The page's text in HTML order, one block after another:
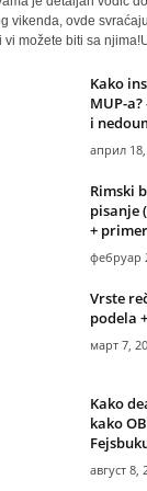
vikenda, ovde
vi možete biti sa
Kako
MUP-
i
април
Rimski
pisanje
+
фебруар
Vrste
podela
март 7,
Kako
kako
август 8,